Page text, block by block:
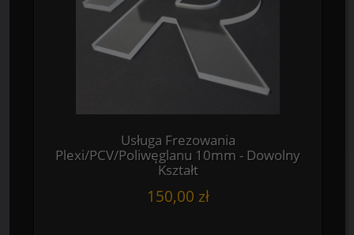
Usługa Frezowania
Plexi/PCV/Poliwęglanu 10mm - Dowolny
Kształt
150,00 zł